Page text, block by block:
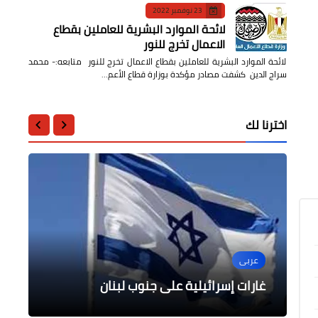
23 نوفمبر 2022
لائحة الموارد البشرية للعاملين بقطاع
الاعمال تخرج للنور
لائحة الموارد البشرية للعاملين بقطاع الاعمال تخرج للنور متابعه:- محمد
سراج الدين كشفت مصادر مؤكدة بوزارة قطاع الأعم…
اخترنا لك
عربى
غارات إسرائيلية على جنوب لبنان
أخبار مصر
وزير الشباب ومحافظ مطروح يعقدان لقاءً
حوارياً مع الشباب
أخبار مصر
وزارة التموين: بدء موسم توريد قصب
السكر بمحافظة المنيا
محافظات
تشييع جثمان شهداء لقمة العيش بتلا
محافظة المنوفية
الصحة
تفاصيل المؤتمر الدولى للصحة النفسية
النسخة السادسة لأكاديمية إشراقة